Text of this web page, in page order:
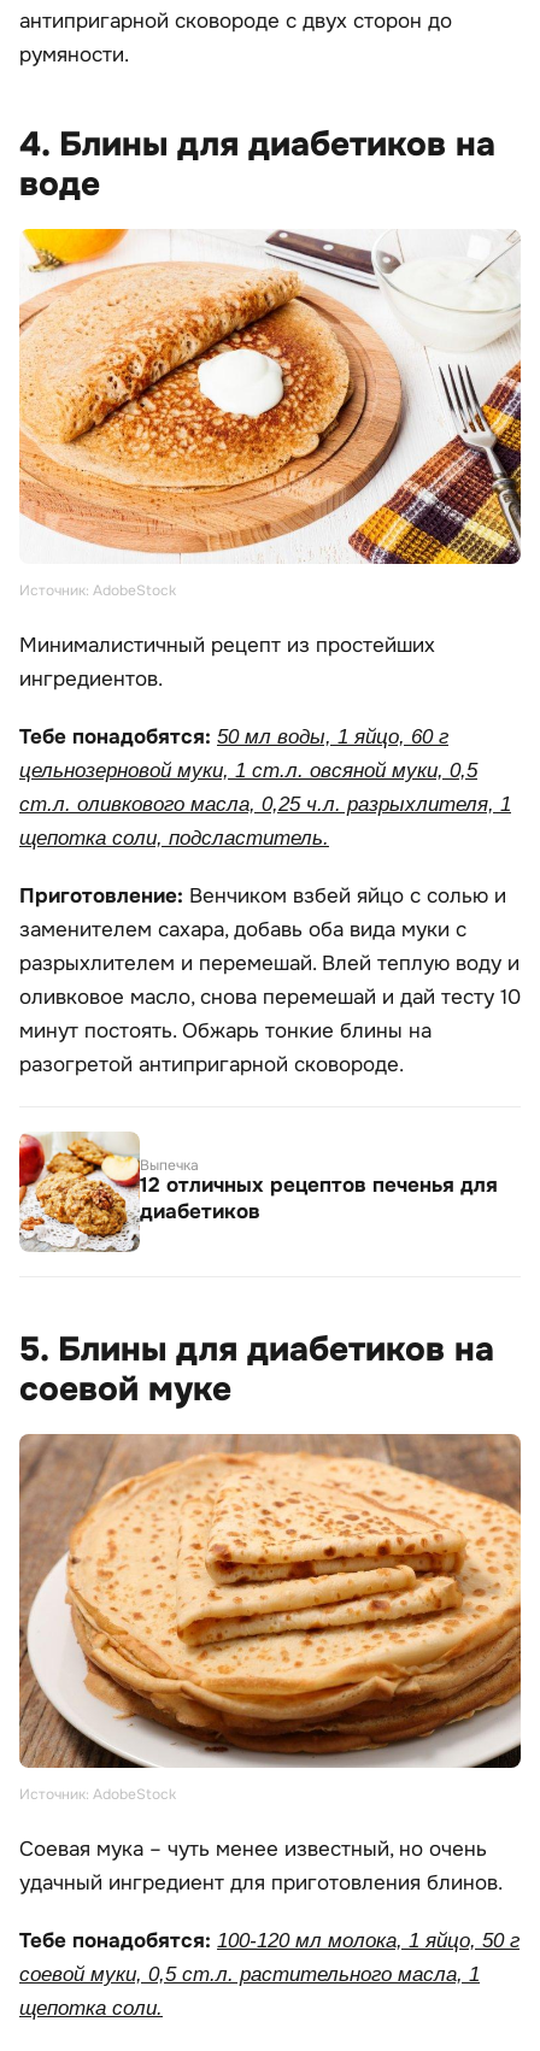
антипригарной сковороде с двух сторон до
румяности.
4. Блины для диабетиков на
воде
Источник: AdobeStock
Минималистичный рецепт из простейших
ингредиентов.
Тебе понадобятся: 50 мл воды, 1 яйцо, 60 г
цельнозерновой муки, 1 ст.л. овсяной муки, 0,5
ст.л. оливкового масла, 0,25 ч.л. разрыхлителя, 1
щепотка соли, подсластитель.
Приготовление: Венчиком взбей яйцо с солью и
заменителем сахара, добавь оба вида муки с
разрыхлителем и перемешай. Влей теплую воду и
оливковое масло, снова перемешай и дай тесту 10
минут постоять. Обжарь тонкие блины на
разогретой антипригарной сковороде.
Выпечка
12 отличных рецептов печенья для
диабетиков
5. Блины для диабетиков на
соевой муке
Источник: AdobeStock
Соевая мука – чуть менее известный, но очень
удачный ингредиент для приготовления блинов.
Тебе понадобятся: 100-120 мл молока, 1 яйцо, 50 г
соевой муки, 0,5 ст.л. растительного масла, 1
щепотка соли.